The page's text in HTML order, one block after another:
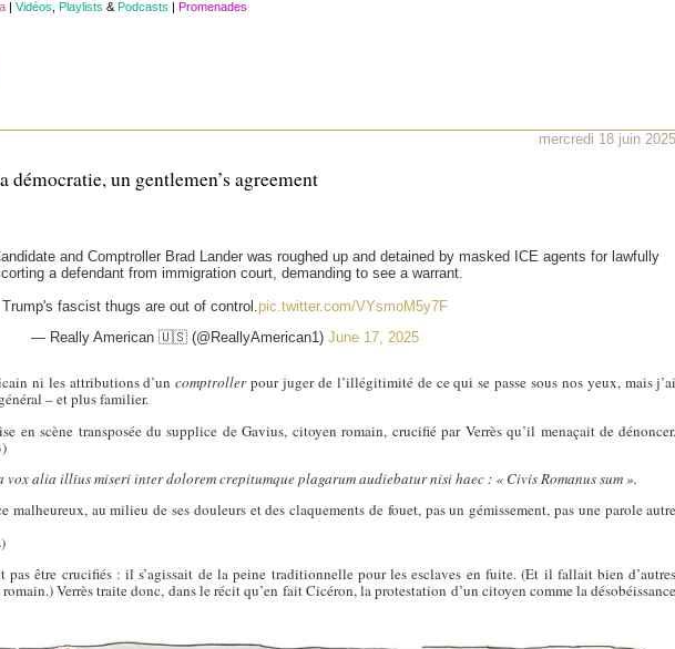
| Vidéos Playlists & Podcasts | Promenades
mercredi 18 juin 2025
un gentlemen’s agreement
and Comptroller Brad Lander was roughed up and detained by masked ICE agents for lawfully
a defendant from immigration court, demanding to see a warrant.
Trump's fascist thugs are out of control.pic.twitter.com/VYsmoM5y7F
— Really American 🇺🇸 (@ReallyAmerican1) June 17, 2025
ni les attributions d’uncomptrollerpour juger de l’illégitimité de ce qui se passe sous nos yeux, mais j’ai
– et plus familier.
en scène transposée du supplice de Gavius, citoyen romain, crucifié par Verrès qu’il menaçait de dénoncer.
alia illius miseri inter dolorem crepitumque plagarum audiebatur nisi haec : « Civis Romanus sum ».
malheureux, au milieu de ses douleurs et des claquements de fouet, pas un gémissement, pas une parole autre
pas être crucifiés : il s’agissait de la peine traditionnelle pour les esclaves en fuite. (Et il fallait bien d’autres
Verrès traite donc, dans le récit qu’en fait Cicéron, la protestation d’un citoyen comme la désobéissance